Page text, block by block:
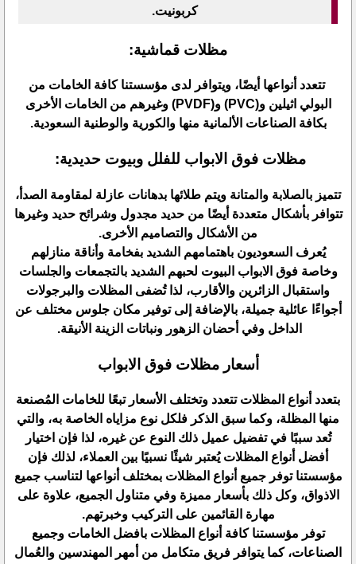
كربونيت.
مظلات قماشية:
تتعدد أنواعها أيضًا، ويتوافر لدى مؤسستنا كافة الخامات من
البولي اثيلين و(PVC) و(PVDF) وغيرهم من الخامات الأخرى
بكافة الصناعات الألمانية منها والكورية والوطنية السعودية.
مظلات فوق الابواب للفلل وبيوت حديدية:
تتميز بالصلابة والمتانة ويتم طلائها بدهانات عازلة لمقاومة الصدأ،
تتوافر بأشكال متعددة أيضًا من حديد مجدول وشرائح حديد وغيرها
من الأشكال والتصاميم الأخرى.
يُعرف السعوديون باهتمامهم الشديد بفخامة وأناقة منازلهم
وخاصة فوق الابواب البيوت لحبهم الشديد بالتجمعات والجلسات
واستقبال الزائرين والأقارب، لذا تُضفى المظلات والبرجولات
أجواءًا عائلية جميلة، بالإضافة إلى توفير مكان جلوس مختلف عن
الداخل وفي أحضان الزهور ونباتات الزينة الأنيقة.
أسعار مظلات فوق الابواب
بتعدد أنواع المظلات تتعدد وتختلف الأسعار تبعًا للخامات المُصنعة
منها المظلة، وكما سبق الذكر فلكل نوع مزاياه الخاصة به، والتي
تُعد سببًا في تفضيل عميل ذلك النوع عن غيره، لذا فإن اختيار
أفضل أنواع المظلات يُعتبر شيئًا نسبيًا بين العملاء، لذلك فإن
مؤسستنا توفر جميع أنواع المظلات بمختلف أنواعها لتناسب جميع
الاذواق، وكل ذلك بأسعار مميزة وفي متناول الجميع، علاوة على
مهارة القائمين على التركيب وخبرتهم.
توفر مؤسستنا كافة أنواع المظلات بافضل الخامات وجميع
الصناعات، كما يتوافر فريق متكامل من أمهر المهندسين والعُمال